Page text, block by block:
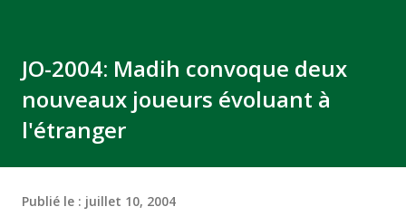
JO-2004: Madih convoque deux
nouveaux joueurs évoluant à
l'étranger
Publié le : juillet 10, 2004